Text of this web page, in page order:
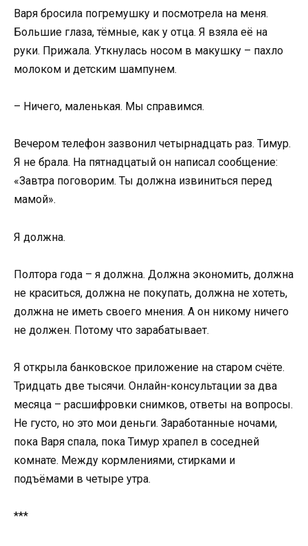
Варя бросила погремушку и посмотрела на меня.
Большие глаза, тёмные, как у отца. Я взяла её на
руки. Прижала. Уткнулась носом в макушку – пахло
молоком и детским шампунем.
– Ничего, маленькая. Мы справимся.
Вечером телефон зазвонил четырнадцать раз. Тимур.
Я не брала. На пятнадцатый он написал сообщение:
«Завтра поговорим. Ты должна извиниться перед
мамой».
Я должна.
Полтора года – я должна. Должна экономить, должна
не краситься, должна не покупать, должна не хотеть,
должна не иметь своего мнения. А он никому ничего
не должен. Потому что зарабатывает.
Я открыла банковское приложение на старом счёте.
Тридцать две тысячи. Онлайн-консультации за два
месяца – расшифровки снимков, ответы на вопросы.
Не густо, но это мои деньги. Заработанные ночами,
пока Варя спала, пока Тимур храпел в соседней
комнате. Между кормлениями, стирками и
подъёмами в четыре утра.
***